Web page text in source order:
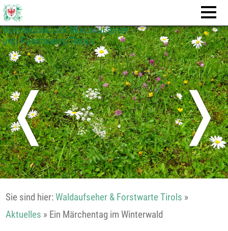
Vereinigung der Waldaufseher
und Forstwarte Tirols
❬ ❭
Sie sind hier:Waldaufseher & Forstwarte Tirols »
Aktuelles » Ein Märchentag im Winterwald